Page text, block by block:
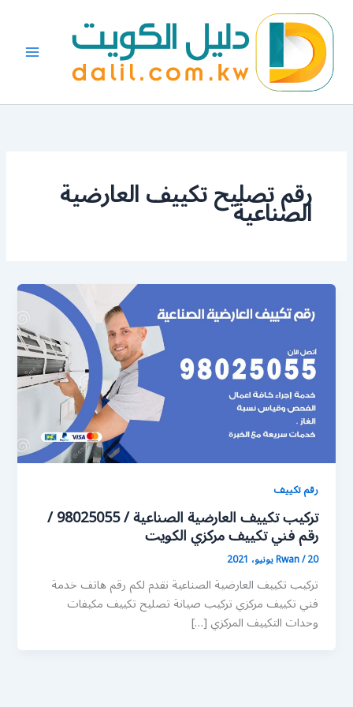
المحتوى
رقم تصليح تكييف العارضية
الصناعية
رقم تكييف
تركيب تكييف العارضية الصناعية / 98025055 /
رقم فني تكييف مركزي الكويت
Rwan/20 يونيو، 2021
تركيب تكييف العارضية الصناعية نقدم لكم رقم هاتف خدمة
فني تكييف مركزي تركيب صيانة تصليح تكييف مكيفات
وحدات التكييف المركزي […]